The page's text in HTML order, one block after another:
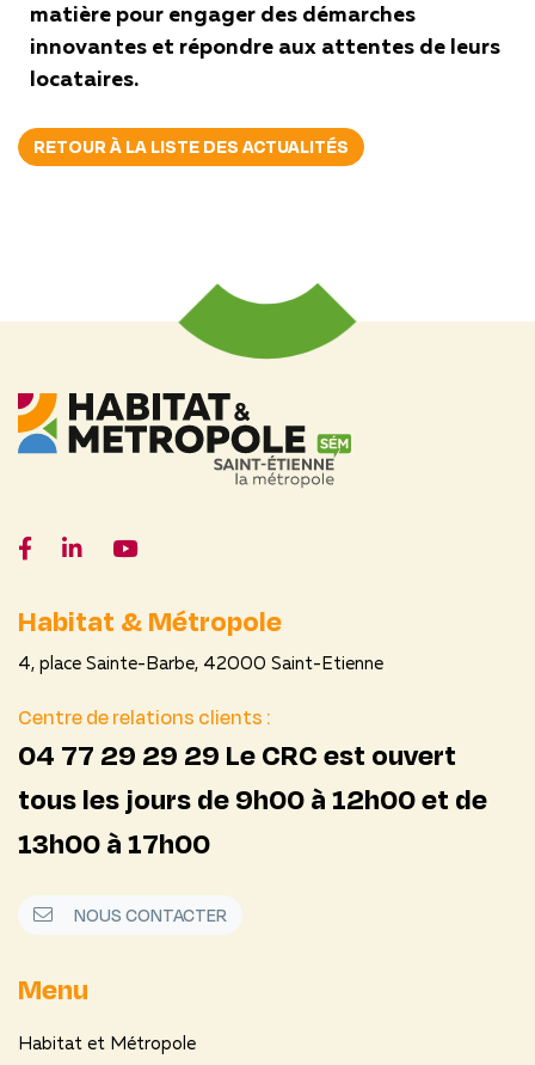
matière pour engager des démarches
innovantes et répondre aux attentes de leurs
locataires.
RETOUR À LA LISTE DES ACTUALITÉS
FacebookLinkedInYouTube
Habitat & Métropole
4, place Sainte-Barbe, 42000 Saint-Etienne
Centre de relations clients :
04 77 29 29 29 Le CRC est ouvert
tous les jours de 9h00 à 12h00 et de
13h00 à 17h00
NOUS CONTACTER
Menu
Habitat et Métropole